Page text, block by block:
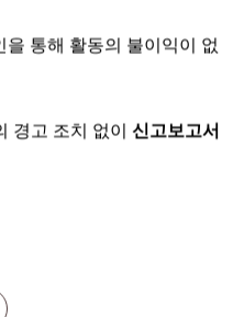
지 의무를 성실히 이행해
통해 활동의 불이익이 없
경고 조치 없이
통해 활동의 불이익이 없
경고 조치 없이 신고보고서